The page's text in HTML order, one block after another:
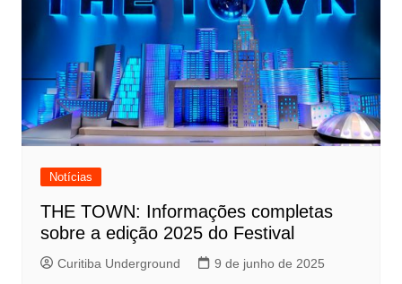
Notícias
THE TOWN: Informações completas
sobre a edição 2025 do Festival
Curitiba Underground 9 de junho de 2025